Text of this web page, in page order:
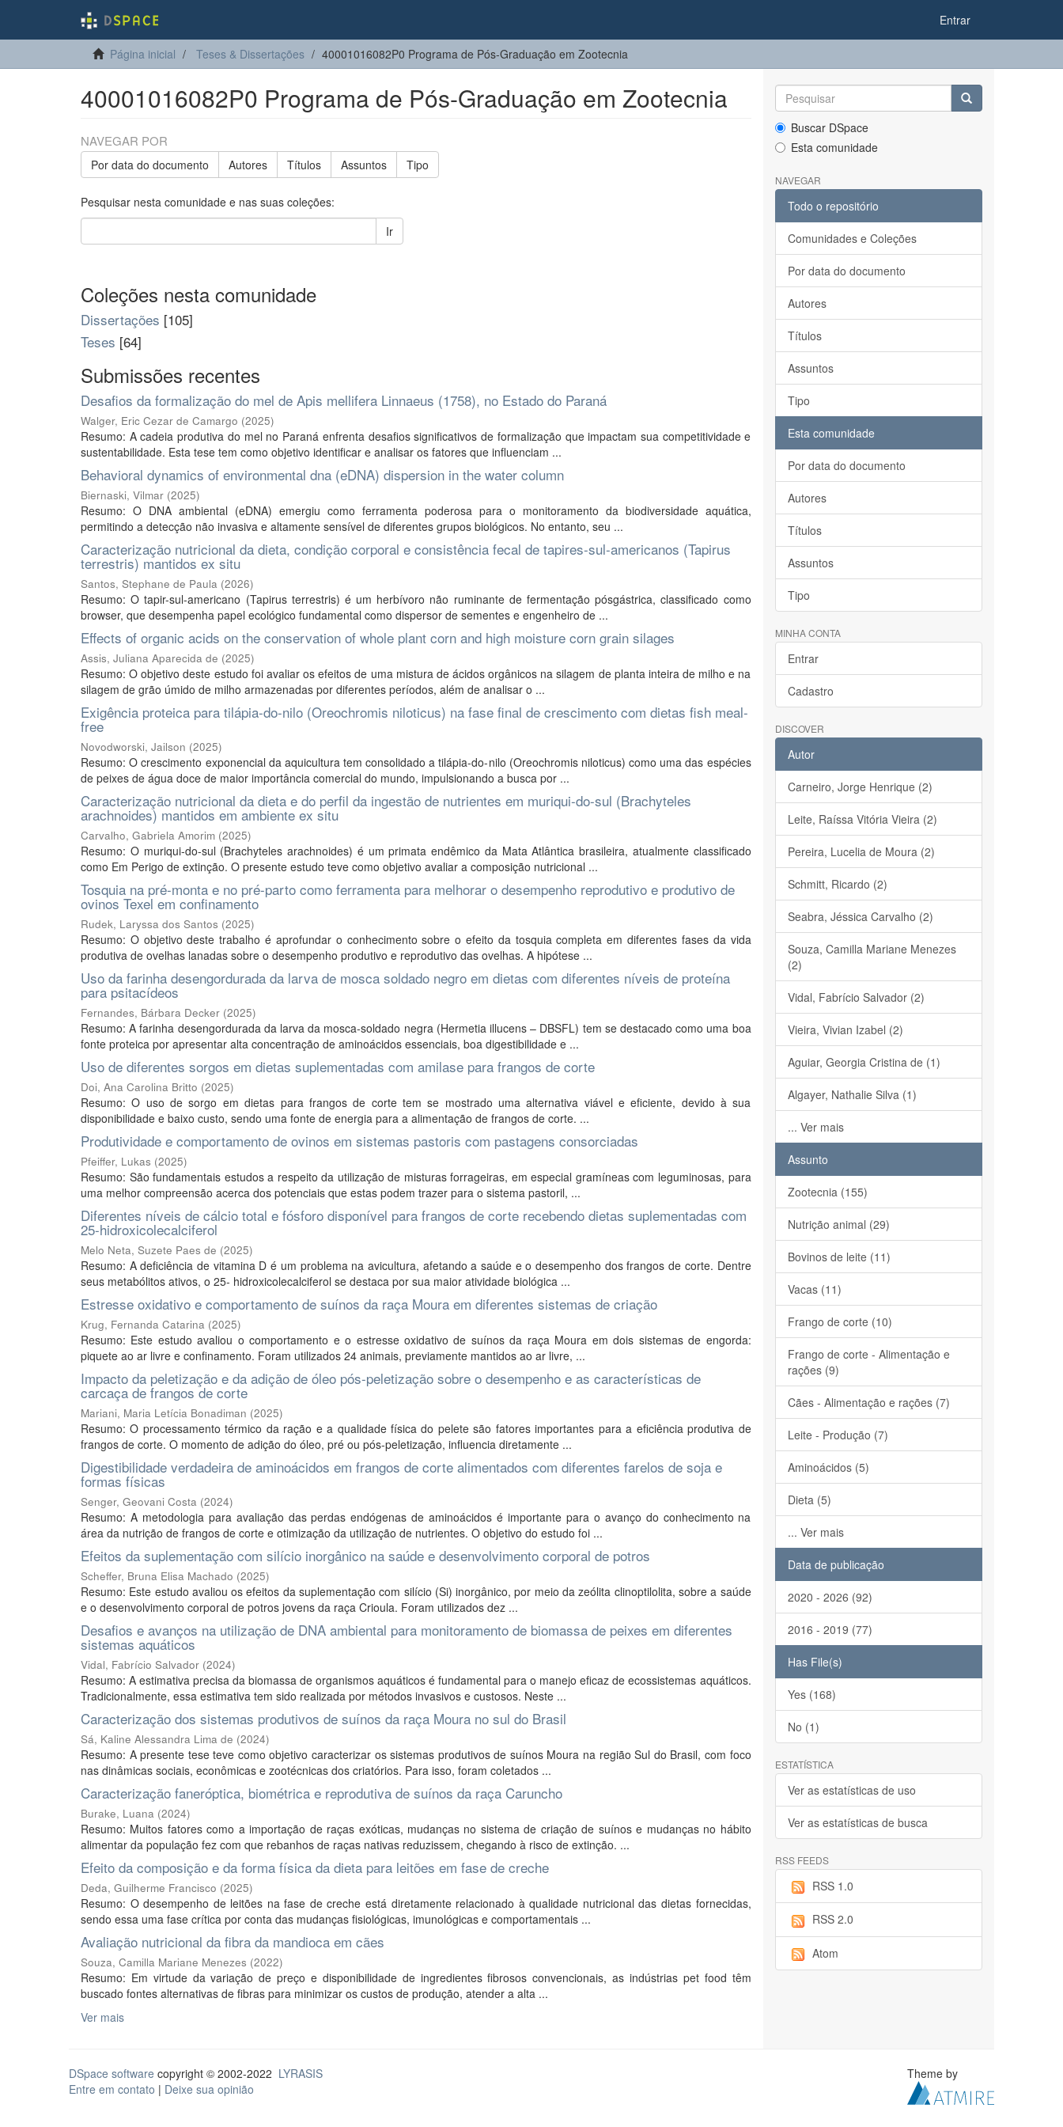
Entrar
Página inicial Teses & Dissertações 40001016082P0 Programa de Pós-Graduação em Zootecnia
40001016082P0 Programa de Pós-Graduação em Zootecnia
NAVEGAR POR
Por data do documento Autores Títulos Assuntos Tipo
Pesquisar nesta comunidade e nas suas coleções:
Ir
Coleções nesta comunidade
Dissertações [105]
Teses [64]
Submissões recentes
Desafios da formalização do mel de Apis mellifera Linnaeus (1758), no Estado do Paraná
Walger, Eric Cezar de Camargo (2025)
Resumo: A cadeia produtiva do mel no Paraná enfrenta desafios significativos de formalização que impactam sua competitividade e
sustentabilidade. Esta tese tem como objetivo identificar e analisar os fatores que influenciam ...
Behavioral dynamics of environmental dna (eDNA) dispersion in the water column
Biernaski, Vilmar (2025)
Resumo: O DNA ambiental (eDNA) emergiu como ferramenta poderosa para o monitoramento da biodiversidade aquática,
permitindo a detecção não invasiva e altamente sensível de diferentes grupos biológicos. No entanto, seu ...
Caracterização nutricional da dieta, condição corporal e consistência fecal de tapires-sul-americanos (Tapirus
terrestris) mantidos ex situ
Santos, Stephane de Paula (2026)
Resumo: O tapir-sul-americano (Tapirus terrestris) é um herbívoro não ruminante de fermentação pósgástrica, classificado como
browser, que desempenha papel ecológico fundamental como dispersor de sementes e engenheiro de ...
Effects of organic acids on the conservation of whole plant corn and high moisture corn grain silages
Assis, Juliana Aparecida de (2025)
Resumo: O objetivo deste estudo foi avaliar os efeitos de uma mistura de ácidos orgânicos na silagem de planta inteira de milho e na
silagem de grão úmido de milho armazenadas por diferentes períodos, além de analisar o ...
Exigência proteica para tilápia-do-nilo (Oreochromis niloticus) na fase final de crescimento com dietas fish meal-
free
Novodworski, Jailson (2025)
Resumo: O crescimento exponencial da aquicultura tem consolidado a tilápia-do-nilo (Oreochromis niloticus) como uma das espécies
de peixes de água doce de maior importância comercial do mundo, impulsionando a busca por ...
Caracterização nutricional da dieta e do perfil da ingestão de nutrientes em muriqui-do-sul (Brachyteles
arachnoides) mantidos em ambiente ex situ
Carvalho, Gabriela Amorim (2025)
Resumo: O muriqui-do-sul (Brachyteles arachnoides) é um primata endêmico da Mata Atlântica brasileira, atualmente classificado
como Em Perigo de extinção. O presente estudo teve como objetivo avaliar a composição nutricional ...
Tosquia na pré-monta e no pré-parto como ferramenta para melhorar o desempenho reprodutivo e produtivo de
ovinos Texel em confinamento
Rudek, Laryssa dos Santos (2025)
Resumo: O objetivo deste trabalho é aprofundar o conhecimento sobre o efeito da tosquia completa em diferentes fases da vida
produtiva de ovelhas lanadas sobre o desempenho produtivo e reprodutivo das ovelhas. A hipótese ...
Uso da farinha desengordurada da larva de mosca soldado negro em dietas com diferentes níveis de proteína
para psitacídeos
Fernandes, Bárbara Decker (2025)
Resumo: A farinha desengordurada da larva da mosca-soldado negra (Hermetia illucens – DBSFL) tem se destacado como uma boa
fonte proteica por apresentar alta concentração de aminoácidos essenciais, boa digestibilidade e ...
Uso de diferentes sorgos em dietas suplementadas com amilase para frangos de corte
Doi, Ana Carolina Britto (2025)
Resumo: O uso de sorgo em dietas para frangos de corte tem se mostrado uma alternativa viável e eficiente, devido à sua
disponibilidade e baixo custo, sendo uma fonte de energia para a alimentação de frangos de corte. ...
Produtividade e comportamento de ovinos em sistemas pastoris com pastagens consorciadas
Pfeiffer, Lukas (2025)
Resumo: São fundamentais estudos a respeito da utilização de misturas forrageiras, em especial gramíneas com leguminosas, para
uma melhor compreensão acerca dos potenciais que estas podem trazer para o sistema pastoril, ...
Diferentes níveis de cálcio total e fósforo disponível para frangos de corte recebendo dietas suplementadas com
25-hidroxicolecalciferol
Melo Neta, Suzete Paes de (2025)
Resumo: A deficiência de vitamina D é um problema na avicultura, afetando a saúde e o desempenho dos frangos de corte. Dentre
seus metabólitos ativos, o 25- hidroxicolecalciferol se destaca por sua maior atividade biológica ...
Estresse oxidativo e comportamento de suínos da raça Moura em diferentes sistemas de criação
Krug, Fernanda Catarina (2025)
Resumo: Este estudo avaliou o comportamento e o estresse oxidativo de suínos da raça Moura em dois sistemas de engorda:
piquete ao ar livre e confinamento. Foram utilizados 24 animais, previamente mantidos ao ar livre, ...
Impacto da peletização e da adição de óleo pós-peletização sobre o desempenho e as características de
carcaça de frangos de corte
Mariani, Maria Letícia Bonadiman (2025)
Resumo: O processamento térmico da ração e a qualidade física do pelete são fatores importantes para a eficiência produtiva de
frangos de corte. O momento de adição do óleo, pré ou pós-peletização, influencia diretamente ...
Digestibilidade verdadeira de aminoácidos em frangos de corte alimentados com diferentes farelos de soja e
formas físicas
Senger, Geovani Costa (2024)
Resumo: A metodologia para avaliação das perdas endógenas de aminoácidos é importante para o avanço do conhecimento na
área da nutrição de frangos de corte e otimização da utilização de nutrientes. O objetivo do estudo foi ...
Efeitos da suplementação com silício inorgânico na saúde e desenvolvimento corporal de potros
Scheffer, Bruna Elisa Machado (2025)
Resumo: Este estudo avaliou os efeitos da suplementação com silício (Si) inorgânico, por meio da zeólita clinoptilolita, sobre a saúde
e o desenvolvimento corporal de potros jovens da raça Crioula. Foram utilizados dez ...
Desafios e avanços na utilização de DNA ambiental para monitoramento de biomassa de peixes em diferentes
sistemas aquáticos
Vidal, Fabrício Salvador (2024)
Resumo: A estimativa precisa da biomassa de organismos aquáticos é fundamental para o manejo eficaz de ecossistemas aquáticos.
Tradicionalmente, essa estimativa tem sido realizada por métodos invasivos e custosos. Neste ...
Caracterização dos sistemas produtivos de suínos da raça Moura no sul do Brasil
Sá, Kaline Alessandra Lima de (2024)
Resumo: A presente tese teve como objetivo caracterizar os sistemas produtivos de suínos Moura na região Sul do Brasil, com foco
nas dinâmicas sociais, econômicas e zootécnicas dos criatórios. Para isso, foram coletados ...
Caracterização faneróptica, biométrica e reprodutiva de suínos da raça Caruncho
Burake, Luana (2024)
Resumo: Muitos fatores como a importação de raças exóticas, mudanças no sistema de criação de suínos e mudanças no hábito
alimentar da população fez com que rebanhos de raças nativas reduzissem, chegando à risco de extinção. ...
Efeito da composição e da forma física da dieta para leitões em fase de creche
Deda, Guilherme Francisco (2025)
Resumo: O desempenho de leitões na fase de creche está diretamente relacionado à qualidade nutricional das dietas fornecidas,
sendo essa uma fase crítica por conta das mudanças fisiológicas, imunológicas e comportamentais ...
Avaliação nutricional da fibra da mandioca em cães
Souza, Camilla Mariane Menezes (2022)
Resumo: Em virtude da variação de preço e disponibilidade de ingredientes fibrosos convencionais, as indústrias pet food têm
buscado fontes alternativas de fibras para minimizar os custos de produção, atender a alta ...
Ver mais
Buscar DSpace
Esta comunidade
NAVEGAR
Todo o repositório
Comunidades e Coleções
Por data do documento
Autores
Títulos
Assuntos
Tipo
Esta comunidade
Por data do documento
Autores
Títulos
Assuntos
Tipo
MINHA CONTA
Entrar
Cadastro
DISCOVER
Autor
Carneiro, Jorge Henrique (2)
Leite, Raíssa Vitória Vieira (2)
Pereira, Lucelia de Moura (2)
Schmitt, Ricardo (2)
Seabra, Jéssica Carvalho (2)
Souza, Camilla Mariane Menezes
(2)
Vidal, Fabrício Salvador (2)
Vieira, Vivian Izabel (2)
Aguiar, Georgia Cristina de (1)
Algayer, Nathalie Silva (1)
... Ver mais
Assunto
Zootecnia (155)
Nutrição animal (29)
Bovinos de leite (11)
Vacas (11)
Frango de corte (10)
Frango de corte - Alimentação e
rações (9)
Cães - Alimentação e rações (7)
Leite - Produção (7)
Aminoácidos (5)
Dieta (5)
... Ver mais
Data de publicação
2020 - 2026 (92)
2016 - 2019 (77)
Has File(s)
Yes (168)
No (1)
ESTATÍSTICA
Ver as estatísticas de uso
Ver as estatísticas de busca
RSS FEEDS
RSS 1.0
RSS 2.0
Atom
DSpace software copyright © 2002-2022 LYRASIS
Entre em contato | Deixe sua opinião
Theme by